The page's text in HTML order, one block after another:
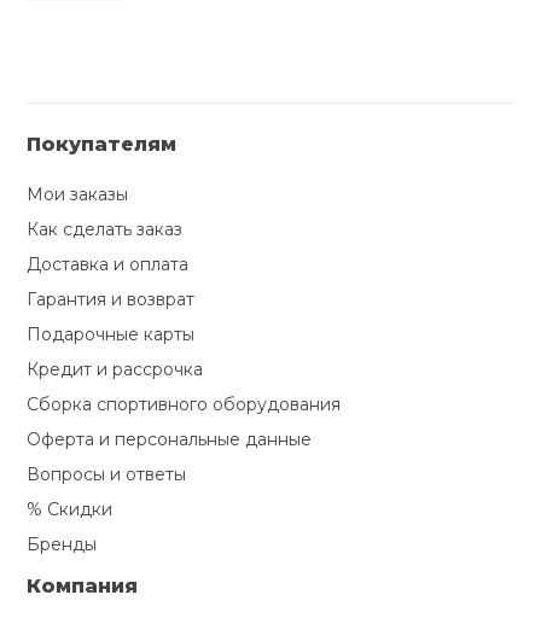
Покупателям
Мои заказы
Как сделать заказ
Доставка и оплата
Гарантия и возврат
Подарочные карты
Кредит и рассрочка
Сборка спортивного оборудования
Оферта и персональные данные
Вопросы и ответы
% Скидки
Бренды
Компания